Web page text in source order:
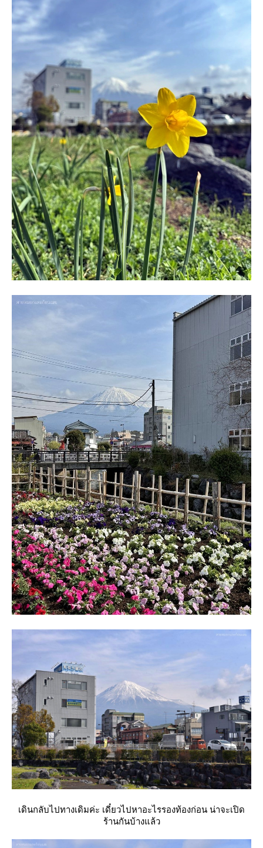
เดินกลับไปทางเดิมค่ะ เดี๋ยวไปหาอะไรรองท้องก่อน น่าจะเปิด
ร้านกันบ้างแล้ว